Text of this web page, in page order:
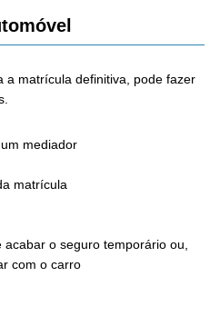
a matrícula definitiva, pode fazer
mediador
matrícula
acabar o seguro temporário ou,
com o carro